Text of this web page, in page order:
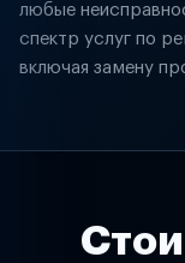
любые
спектр услуг по
включая замену